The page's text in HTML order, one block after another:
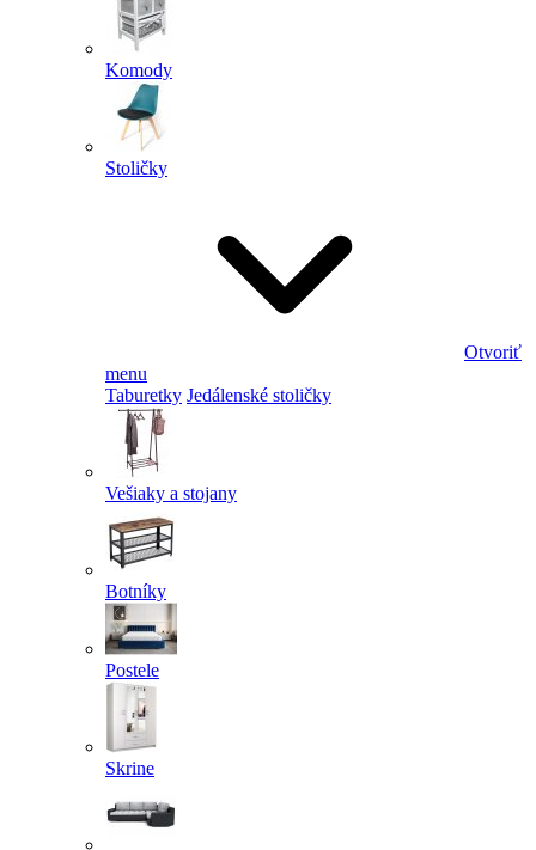
Komody
Stoličky
Otvoriť
menu
Taburetky Jedálenské stoličky
Vešiaky a stojany
Botníky
Postele
Skrine